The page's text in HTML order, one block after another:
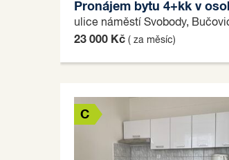
Pronájem bytu 4+kk v
ulice náměstí Svobody,
23 000 Kč ( za měsíc)
C